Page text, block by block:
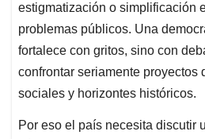
estigmatización o simplificación
problemas públicos. Una
fortalece con gritos, sino con
confrontar seriamente proyectos
sociales y horizontes históricos.
Por eso el país necesita discutir